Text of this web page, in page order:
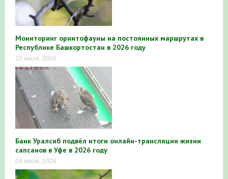
Мониторинг орнитофауны на постоянных маршрутах в
Республике Башкортостан в 2026 году
15 июля, 2026
Банк Уралсиб подвёл итоги онлайн-трансляции жизни
сапсанов в Уфе в 2026 году
09 июля, 2026